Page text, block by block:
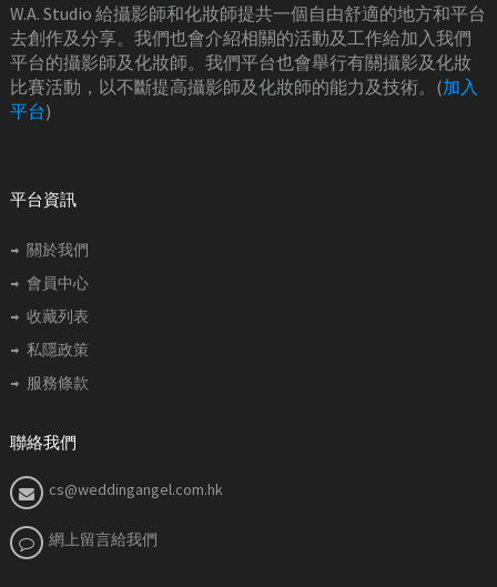
W.A. Studio 給攝影師和化妝師提共一個自由舒適的地方和平台
去創作及分享。我們也會介紹相關的活動及工作給加入我們
平台的攝影師及化妝師。我們平台也會舉行有關攝影及化妝
比賽活動，以不斷提高攝影師及化妝師的能力及技術。(加入
平台)
平台資訊
關於我們
會員中心
收藏列表
私隱政策
服務條款
聯絡我們
cs@weddingangel.com.hk
網上留言給我們